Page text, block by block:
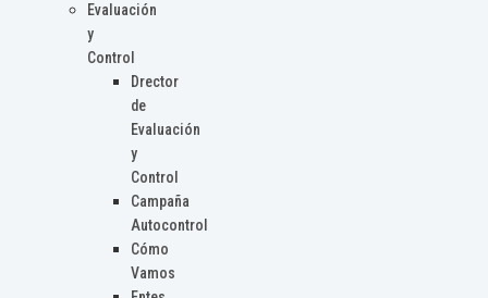
Evaluación
y
Control
Drector
de
Evaluación
y
Control
Campaña
Autocontrol
Cómo
Vamos